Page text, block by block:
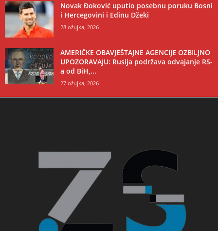
Novak Đoković uputio posebnu poruku Bosni
i Hercegovini i Edinu Džeki
28 ožujka, 2026
AMERIČKE OBAVJEŠTAJNE AGENCIJE OZBILJNO
UPOZORAVAJU: Rusija podržava odvajanje RS-
a od BiH,...
27 ožujka, 2026